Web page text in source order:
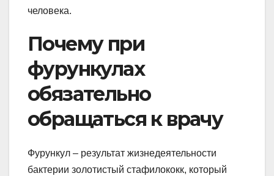
человека.
Почему при
фурункулах
обязательно
обращаться к врачу
Фурункул – результат жизнедеятельности
бактерии золотистый стафилококк, который